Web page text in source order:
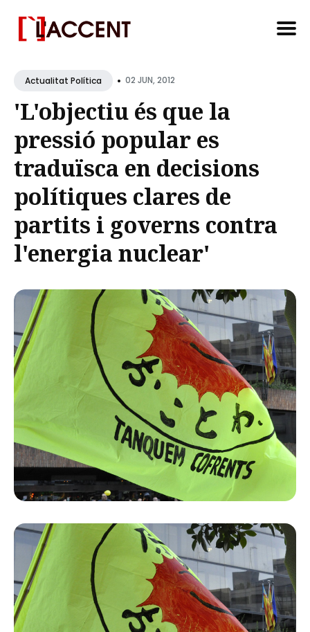
forActualitat Política • 02 JUN, 2012
'L'objectiu és que la
pressió popular es
traduïsca en decisions
polítiques clares de
partits i governs contra
l'energia nuclear'